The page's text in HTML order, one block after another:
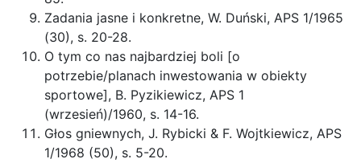
Zadania jasne i konkretne, W. Duński, APS 1/1965
(30), s. 20-28.
O tym co nas najbardziej boli [o
potrzebie/planach inwestowania w obiekty
sportowe], B. Pyzikiewicz, APS 1
(wrzesień)/1960, s. 14-16.
Głos gniewnych, J. Rybicki & F. Wojtkiewicz, APS
1/1968 (50), s. 5-20.